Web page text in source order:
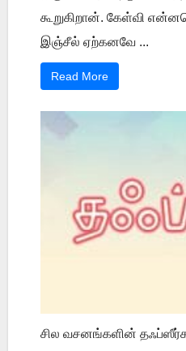
கூறுகிறான். கேள்வி
இஞ்சீல் ஏற்கனவே ...
Read More
சில வசனங்களின்